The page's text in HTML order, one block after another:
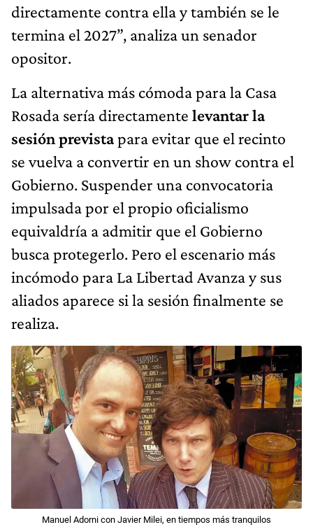
directamente contra ella y también se le
termina el 2027”, analiza un senador
opositor.
La alternativa más cómoda para la Casa
Rosada sería directamente levantar la
sesión previstapara evitar que el recinto
se vuelva a convertir en un show contra el
Gobierno. Suspender una convocatoria
impulsada por el propio oficialismo
equivaldría a admitir que el Gobierno
busca protegerlo. Pero el escenario más
incómodo para La Libertad Avanza y sus
aliados aparece si la sesión finalmente se
realiza.
Manuel Adorni con Javier Milei, en tiempos más tranquilos